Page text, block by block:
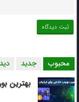
محبوب جدید
بهترین